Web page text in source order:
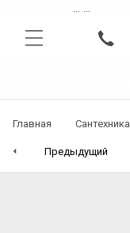
... ...
Главная Сантехника
Предыдущий